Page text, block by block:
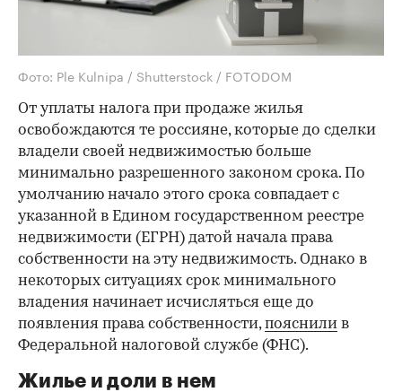
Фото: Ple Kulnipa / Shutterstock / FOTODOM
От уплаты налога при продаже жилья
освобождаются те россияне, которые до сделки
владели своей недвижимостью больше
минимально разрешенного законом срока. По
умолчанию начало этого срока совпадает с
указанной в Едином государственном реестре
недвижимости (ЕГРН) датой начала права
собственности на эту недвижимость. Однако в
некоторых ситуациях срок минимального
владения начинает исчисляться еще до
появления права собственности,пояснили в
Федеральной налоговой службе (ФНС).
Жилье и доли в нем